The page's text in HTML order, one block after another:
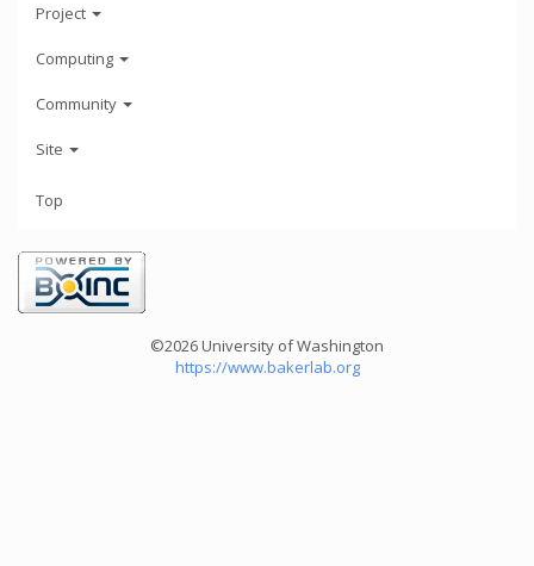
Project
Computing
Community
Site
Top
©2026 University of Washington
https://www.bakerlab.org